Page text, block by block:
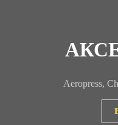
Aeropress,